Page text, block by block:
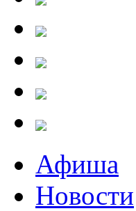
Афиша
Новости